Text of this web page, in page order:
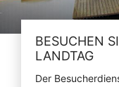
BESUCHEN
LANDTAG
Der